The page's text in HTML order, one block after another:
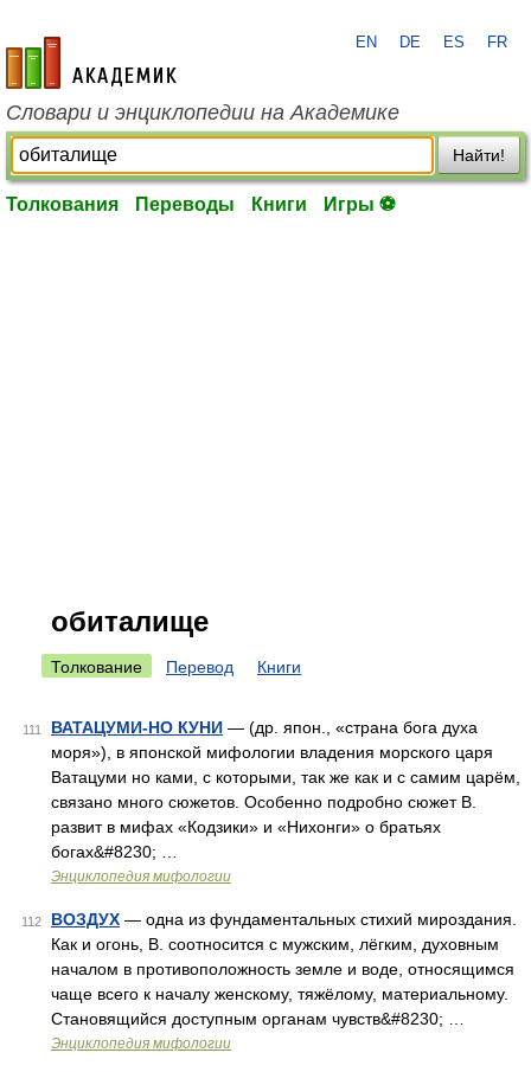
academic.ru
EN DE ES FR
Словари и энциклопедии на Академике
Найти!
Толкования Переводы Книги Игры ⚽
обиталище
Толкование Перевод Книги
111 ВАТАЦУМИ-НО КУНИ — (др. япон., «страна бога духа
моря»), в японской мифологии владения морского царя
Ватацуми но ками, с которыми, так же как и с самим царём,
связано много сюжетов. Особенно подробно сюжет В.
развит в мифах «Кодзики» и «Нихонги» о братьях
богах&#8230; …
Энциклопедия мифологии
112 ВОЗДУХ — одна из фундаментальных стихий мироздания.
Как и огонь, В. соотносится с мужским, лёгким, духовным
началом в противоположность земле и воде, относящимся
чаще всего к началу женскому, тяжёлому, материальному.
Становящийся доступным органам чувств&#8230; …
Энциклопедия мифологии